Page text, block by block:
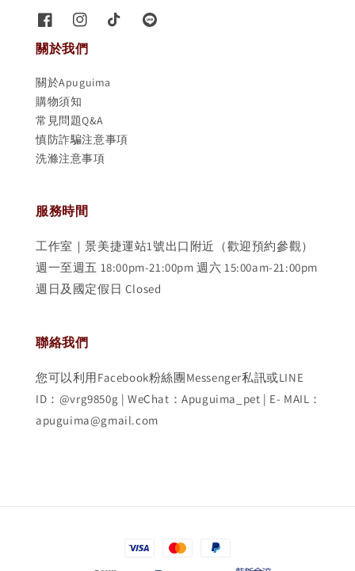
關於我們
關於Apuguima
購物須知
常見問題Q&A
慎防詐騙注意事項
洗滌注意事項
服務時間
工作室｜景美捷運站1號出口附近（歡迎預約參觀）
週一至週五 18:00pm-21:00pm 週六 15:00am-21:00pm
週日及國定假日 Closed
聯絡我們
您可以利用Facebook粉絲團Messenger私訊或LINE
ID：@vrg9850g | WeChat：Apuguima_pet | E- MAIL：
apuguima@gmail.com